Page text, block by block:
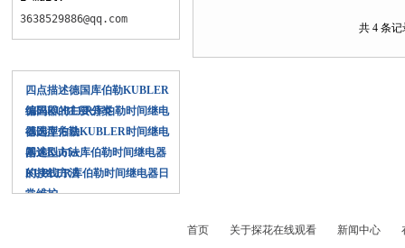
3638529886@qq.com
四点描述德国库伯勒KUBLER
编码器的主要分类
德国KUBLER库伯勒时间继电
器选型方法
德国库伯勒KUBLER时间继电
器选型方法
阐述Kubler库伯勒时间继电器
的接线方法
KUBLER库伯勒时间继电器日
常维护
共 4 条记
首页 关于探花在线观看 新闻中心